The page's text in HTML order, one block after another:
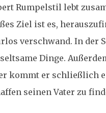
Rumpelstil lebt
Ziel ist es,
verschwand. In der
Dinge.
kommt er schließlich
seinen Vater zu